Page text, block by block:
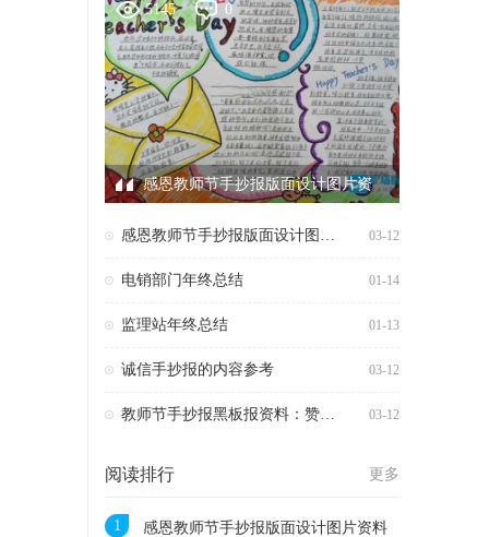
感恩教师节手抄报版面设计图片资
5145 0
感恩教师节手抄报版面设计图片资料 03-12
电销部门年终总结 01-14
监理站年终总结 01-13
诚信手抄报的内容参考 03-12
教师节手抄报黑板报资料：赞颂老师的诗歌 03-12
阅读排行 更多
1 感恩教师节手抄报版面设计图片资料